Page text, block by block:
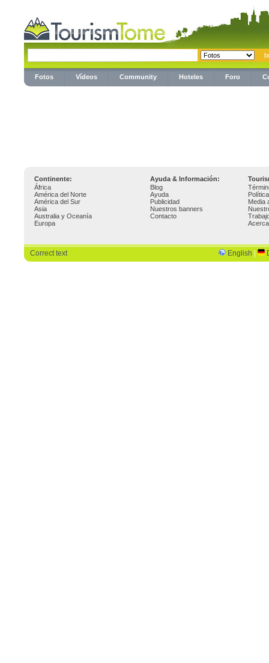
Fotos Vídeos Community Hoteles Foro
Continente: Ayuda & Información:
África
América del Norte
América del Sur
Asia
Australia y Oceanía
Europa
Blog
Ayuda
Publicidad
Nuestros banners
Contacto
Media
Correct text English